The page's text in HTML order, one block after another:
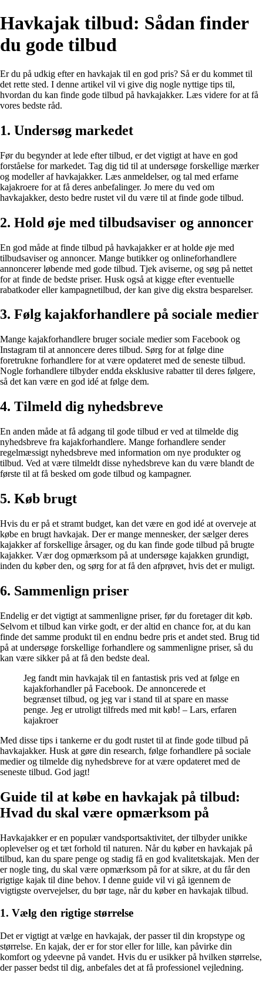
Havkajak tilbud: Sådan finder
du gode tilbud
Er du på udkig efter en havkajak til en god pris? Så er du kommet til
det rette sted. I denne artikel vil vi give dig nogle nyttige tips til,
hvordan du kan finde gode tilbud på havkajakker. Læs videre for at få
vores bedste råd.
1. Undersøg markedet
Før du begynder at lede efter tilbud, er det vigtigt at have en god
forståelse for markedet. Tag dig tid til at undersøge forskellige mærker
og modeller af havkajakker. Læs anmeldelser, og tal med erfarne
kajakroere for at få deres anbefalinger. Jo mere du ved om
havkajakker, desto bedre rustet vil du være til at finde gode tilbud.
2. Hold øje med tilbudsaviser og annoncer
En god måde at finde tilbud på havkajakker er at holde øje med
tilbudsaviser og annoncer. Mange butikker og onlineforhandlere
annoncerer løbende med gode tilbud. Tjek aviserne, og søg på nettet
for at finde de bedste priser. Husk også at kigge efter eventuelle
rabatkoder eller kampagnetilbud, der kan give dig ekstra besparelser.
3. Følg kajakforhandlere på sociale medier
Mange kajakforhandlere bruger sociale medier som Facebook og
Instagram til at annoncere deres tilbud. Sørg for at følge dine
foretrukne forhandlere for at være opdateret med de seneste tilbud.
Nogle forhandlere tilbyder endda eksklusive rabatter til deres følgere,
så det kan være en god idé at følge dem.
4. Tilmeld dig nyhedsbreve
En anden måde at få adgang til gode tilbud er ved at tilmelde dig
nyhedsbreve fra kajakforhandlere. Mange forhandlere sender
regelmæssigt nyhedsbreve med information om nye produkter og
tilbud. Ved at være tilmeldt disse nyhedsbreve kan du være blandt de
første til at få besked om gode tilbud og kampagner.
5. Køb brugt
Hvis du er på et stramt budget, kan det være en god idé at overveje at
købe en brugt havkajak. Der er mange mennesker, der sælger deres
kajakker af forskellige årsager, og du kan finde gode tilbud på brugte
kajakker. Vær dog opmærksom på at undersøge kajakken grundigt,
inden du køber den, og sørg for at få den afprøvet, hvis det er muligt.
6. Sammenlign priser
Endelig er det vigtigt at sammenligne priser, før du foretager dit køb.
Selvom et tilbud kan virke godt, er der altid en chance for, at du kan
finde det samme produkt til en endnu bedre pris et andet sted. Brug tid
på at undersøge forskellige forhandlere og sammenligne priser, så du
kan være sikker på at få den bedste deal.
Jeg fandt min havkajak til en fantastisk pris ved at følge en
kajakforhandler på Facebook. De annoncerede et
begrænset tilbud, og jeg var i stand til at spare en masse
penge. Jeg er utroligt tilfreds med mit køb! – Lars, erfaren
kajakroer
Med disse tips i tankerne er du godt rustet til at finde gode tilbud på
havkajakker. Husk at gøre din research, følge forhandlere på sociale
medier og tilmelde dig nyhedsbreve for at være opdateret med de
seneste tilbud. God jagt!
Guide til at købe en havkajak på tilbud:
Hvad du skal være opmærksom på
Havkajakker er en populær vandsportsaktivitet, der tilbyder unikke
oplevelser og et tæt forhold til naturen. Når du køber en havkajak på
tilbud, kan du spare penge og stadig få en god kvalitetskajak. Men der
er nogle ting, du skal være opmærksom på for at sikre, at du får den
rigtige kajak til dine behov. I denne guide vil vi gå igennem de
vigtigste overvejelser, du bør tage, når du køber en havkajak tilbud.
1. Vælg den rigtige størrelse
Det er vigtigt at vælge en havkajak, der passer til din kropstype og
størrelse. En kajak, der er for stor eller for lille, kan påvirke din
komfort og ydeevne på vandet. Hvis du er usikker på hvilken størrelse,
der passer bedst til dig, anbefales det at få professionel vejledning.